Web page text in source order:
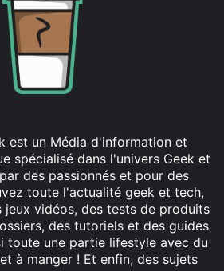
est un Média d'information et
spécialisé dans l'univers Geek et
des passionnés et pour des
toute l'actualité geek et tech,
jeux vidéos, des tests de produits
des tutoriels et des guides
toute une partie lifestyle avec du
à manger ! Et enfin, des sujets